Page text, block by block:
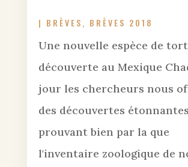
| BRÈVES, BRÈVES 2018
Une nouvelle espèce de
découverte au Mexique
jour les chercheurs nous
des découvertes
prouvant bien par la que
l'inventaire zoologique de